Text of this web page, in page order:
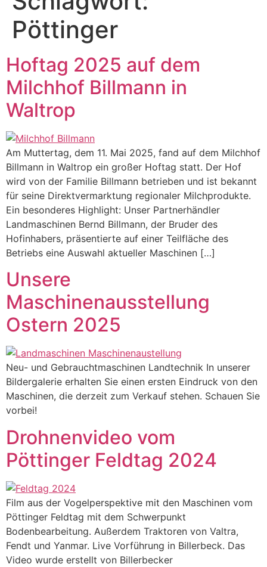
Pöttinger
Hoftag 2025 auf dem
Milchhof Billmann in
Waltrop
Am Muttertag, dem 11. Mai 2025, fand auf dem Milchhof
Billmann in Waltrop ein großer Hoftag statt. Der Hof
wird von der Familie Billmann betrieben und ist bekannt
für seine Direktvermarktung regionaler Milchprodukte.
Ein besonderes Highlight: Unser Partnerhändler
Landmaschinen Bernd Billmann, der Bruder des
Hofinhabers, präsentierte auf einer Teilfläche des
Betriebs eine Auswahl aktueller Maschinen […]
Unsere
Maschinenausstellung
Ostern 2025
Neu- und Gebrauchtmaschinen Landtechnik In unserer
Bildergalerie erhalten Sie einen ersten Eindruck von den
Maschinen, die derzeit zum Verkauf stehen. Schauen Sie
vorbei!
Drohnenvideo vom
Pöttinger Feldtag 2024
Film aus der Vogelperspektive mit den Maschinen vom
Pöttinger Feldtag mit dem Schwerpunkt
Bodenbearbeitung. Außerdem Traktoren von Valtra,
Fendt und Yanmar. Live Vorführung in Billerbeck. Das
Video wurde erstellt von Billerbecker